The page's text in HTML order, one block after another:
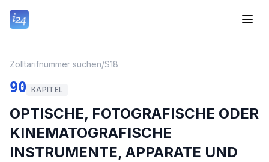
Zolltarifnummer suchen/S18
90 KAPITEL
OPTISCHE, FOTOGRAFISCHE ODER
KINEMATOGRAFISCHE
INSTRUMENTE, APPARATE UND